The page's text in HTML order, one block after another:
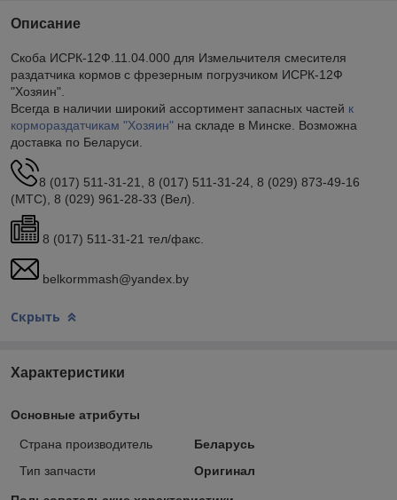
Описание
Скоба ИСРК-12Ф.11.04.000 для Измельчителя смесителя
раздатчика кормов с фрезерным погрузчиком ИСРК-12Ф
"Хозяин".
Всегда в наличии широкий ассортимент запасных частей к
кормораздатчикам "Хозяин" на складе в Минске. Возможна
доставка по Беларуси.
8 (017) 511-31-21, 8 (017) 511-31-24, 8 (029) 873-49-16
(МТС), 8 (029) 961-28-33 (Вел).
8 (017) 511-31-21 тел/факс.
belkormmash@yandex.by
Скрыть
Характеристики
Основные атрибуты
Страна производитель
Беларусь
Тип запчасти
Оригинал